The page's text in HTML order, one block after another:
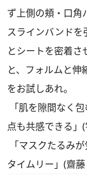
ず上側の頬・口角
スラインバンドを
とシートを密着
と、フォルムと
をお試しあれ。
「肌を隙間なく
点も共感できる」
「マスクたるみ
タイムリー」(齋